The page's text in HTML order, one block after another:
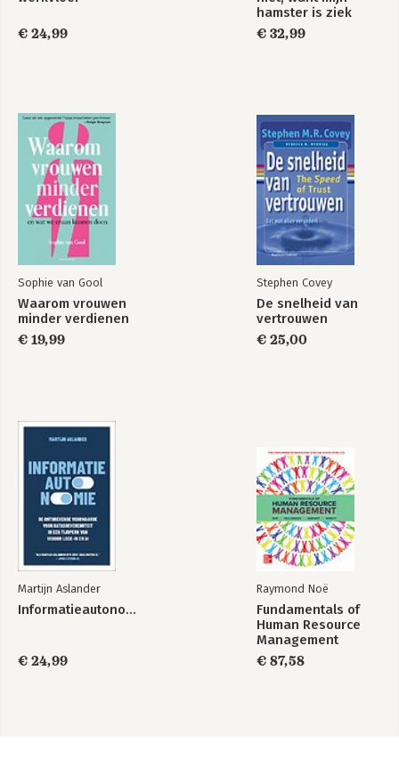
€ 24,99
hamster is ziek
€ 32,99
Sophie van Gool
Waarom vrouwen
minder verdienen
€ 19,99
Stephen Covey
De snelheid van
vertrouwen
€ 25,00
Martijn Aslander
Informatieautonomie
€ 24,99
Raymond Noë
Fundamentals of
Human Resource
Management
€ 87,58